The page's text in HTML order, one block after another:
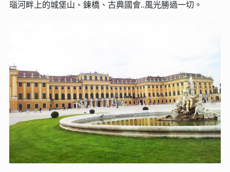
瑙河畔上的城堡山、鍊橋、古典國會..風光勝過一切。